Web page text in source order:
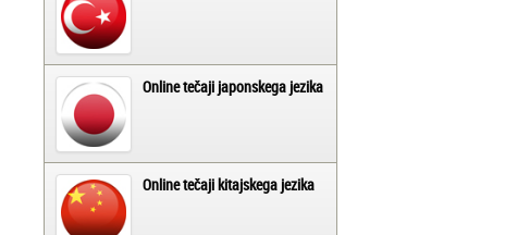
Online tečaji japonskega jezika
Online tečaji kitajskega jezika